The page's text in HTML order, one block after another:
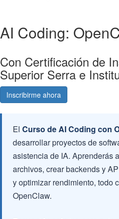
AI Coding:
Con Certificación de
Superior Serra e
Inscribirme ahora
El Curso de AI Coding con
desarrollar proyectos de
asistencia de IA. Aprenderás
archivos, crear backends y
y optimizar rendimiento, todo
OpenClaw.